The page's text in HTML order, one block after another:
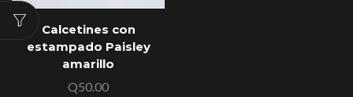
Calcetines con
estampado Paisley
amarillo
Q50.00